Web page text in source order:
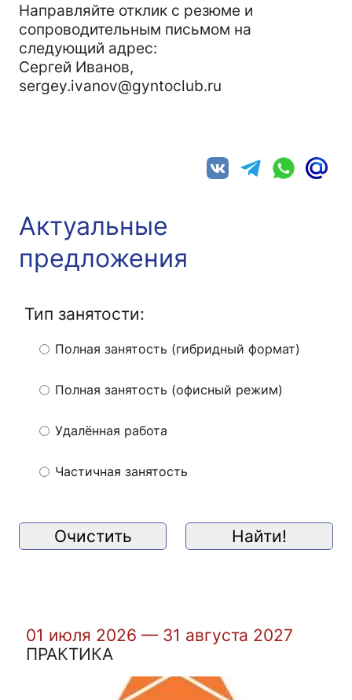
Направляйте отклик с резюме и
сопроводительным письмом на
следующий адрес:
Сергей Иванов,
sergey.ivanov@gyntoclub.ru
Актуальные
предложения
Тип занятости:
Полная занятость (гибридный формат)
Полная занятость (офисный режим)
Удалённая работа
Частичная занятость
01 июля 2026 — 31 августа 2027
ПРАКТИКА